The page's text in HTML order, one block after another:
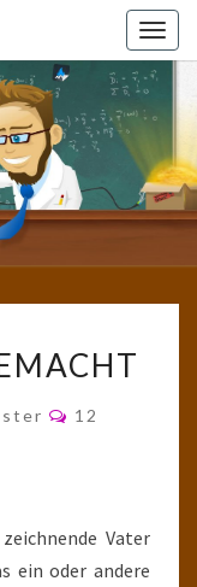
Und
In
Comments
12
Vater
ein oder andere